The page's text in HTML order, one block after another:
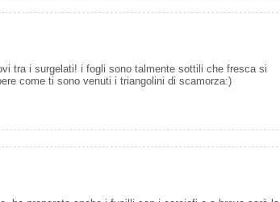
tra i surgelati! i fogli sono talmente sottili che fresca si
come ti sono venuti i triangolini di scamorza:)